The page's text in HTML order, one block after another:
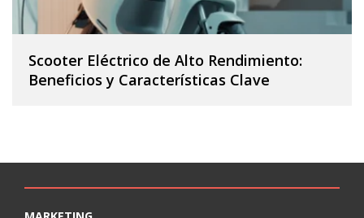
Scooter Eléctrico de Alto Rendimiento:
Beneficios y Características Clave